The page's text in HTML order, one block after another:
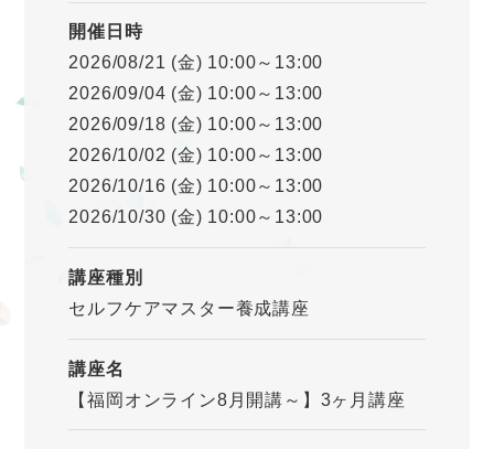
開催日時
2026/08/21 (金) 10:00～13:00
2026/09/04 (金) 10:00～13:00
2026/09/18 (金) 10:00～13:00
2026/10/02 (金) 10:00～13:00
2026/10/16 (金) 10:00～13:00
2026/10/30 (金) 10:00～13:00
講座種別
セルフケアマスター養成講座
講座名
【福岡オンライン8月開講～】3ヶ月講座